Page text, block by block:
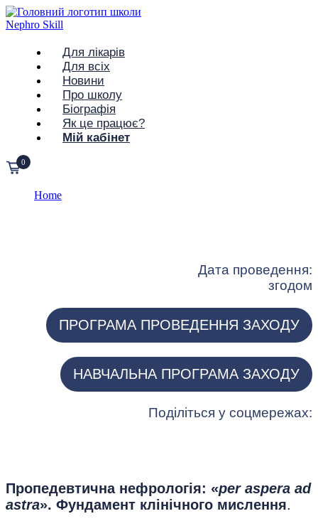
Для лікарів
Для всіх
Новини
Про школу
Біографія
Як це працює?
Мій кабінет
0
Home
Дата проведення:
згодом
ПРОГРАМА ПРОВЕДЕННЯ ЗАХОДУ
НАВЧАЛЬНА ПРОГРАМА ЗАХОДУ
Поділіться у соцмережах:
Пропедевтична нефрологія: «per aspera ad
astra». Фундамент клінічного мислення.